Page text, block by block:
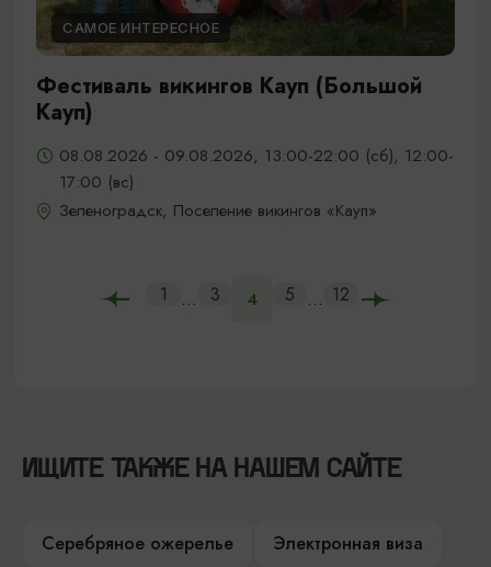
САМОЕ ИНТЕРЕСНОЕ
Фестиваль викингов Кауп (Большой
Кауп)
08.08.2026 - 09.08.2026, 13:00-22:00 (сб), 12:00-
17:00 (вс)
Зеленоградск, Поселение викингов «Кауп»
1 ... 3 4 5 ... 12
ИЩИТЕ ТАКЖЕ НА НАШЕМ САЙТЕ
Серебряное ожерелье
Электронная виза